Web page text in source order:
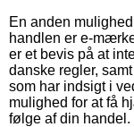
En anden
handlen er e-
er et bevis på at
danske regler,
som har indsigt i
mulighed for at få
følge af din handel.